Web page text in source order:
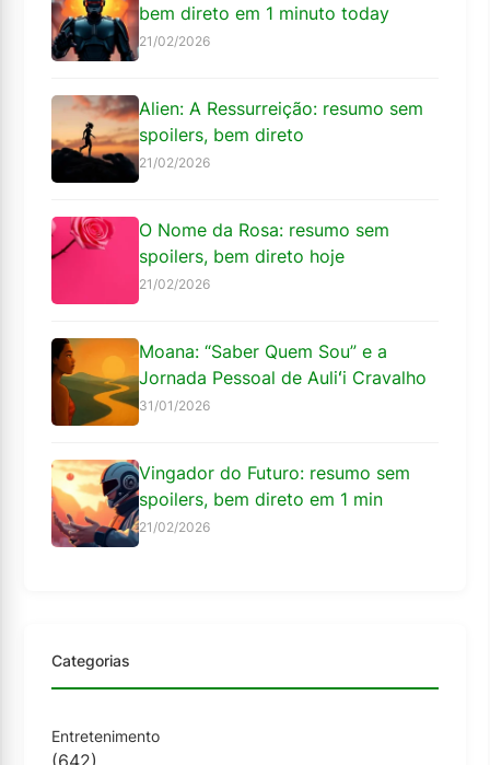
bem direto em 1 minuto today
21/02/2026
Alien: A Ressurreição: resumo sem
spoilers, bem direto
21/02/2026
O Nome da Rosa: resumo sem
spoilers, bem direto hoje
21/02/2026
Moana: “Saber Quem Sou” e a
Jornada Pessoal de Auliʻi Cravalho
31/01/2026
Vingador do Futuro: resumo sem
spoilers, bem direto em 1 min
21/02/2026
Categorias
Entretenimento
(642)